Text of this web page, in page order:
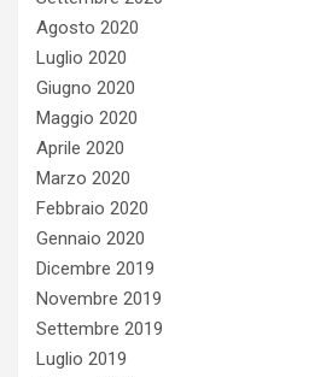
Agosto 2020
Luglio 2020
Giugno 2020
Maggio 2020
Aprile 2020
Marzo 2020
Febbraio 2020
Gennaio 2020
Dicembre 2019
Novembre 2019
Settembre 2019
Luglio 2019